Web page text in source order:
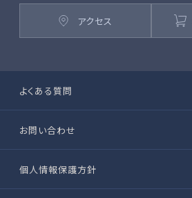
アクセス
よくある質問
お問い合わせ
個人情報保護方針